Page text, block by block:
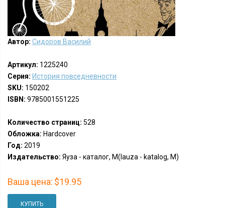
Автор: Сидоров Василий
Артикул: 1225240
Серия: История повседневности
SKU: 150202
ISBN: 9785001551225
Количество страниц: 528
Обложка: Hardcover
Год: 2019
Издательство: Яуза - каталог, М(Iauza - katalog, M)
Ваша цена: $19.95
КУПИТЬ